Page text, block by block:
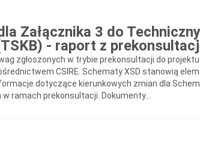
Załącznika 3 do
- raport z
zgłoszonych w trybie prekonsultacji do
CSIRE. Schematy XSD stanowią
dotyczące kierunkowych zmian dla
ramach prekonsultacji. Dokumenty...